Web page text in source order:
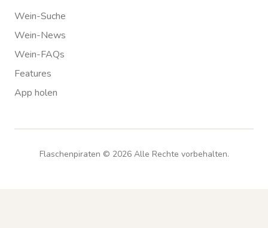
Wein-Suche
Wein-News
Wein-FAQs
Features
App holen
Flaschenpiraten © 2026Alle Rechte vorbehalten.